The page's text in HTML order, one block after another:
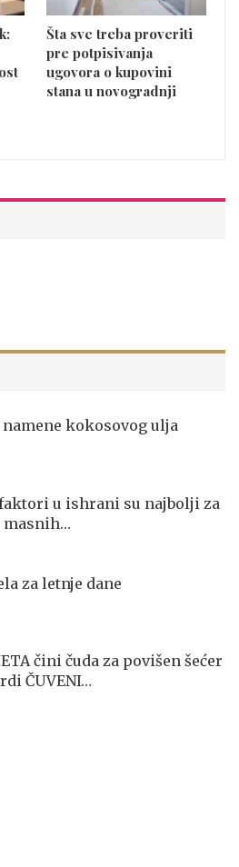
Šta sve treba proveriti
pre potpisivanja
ugovora o kupovini
stana u novogradnji
kokosovog ulja
u ishrani su najbolji za
masnih…
za letnje dane
čini čuda za povišen šećer
ČUVENI…